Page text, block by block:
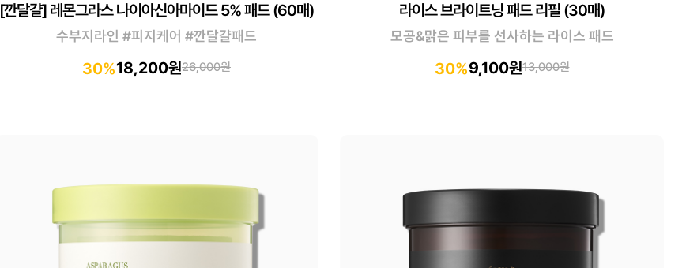
[깐달걀] 레몬그라스 나이아신아마이드 5% 패드 (60매)
수부지라인 #피지케어 #깐달걀패드
30%18,200원26,000원
라이스 브라이트닝 패드 리필 (30매)
모공&맑은 피부를 선사하는 라이스 패드
30%9,100원13,000원